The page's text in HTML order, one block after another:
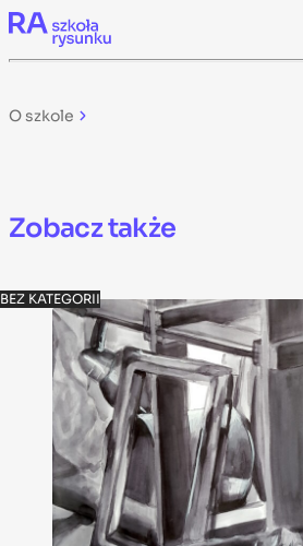
Skip to content
O szkole
Zobacz także
BEZ KATEGORII